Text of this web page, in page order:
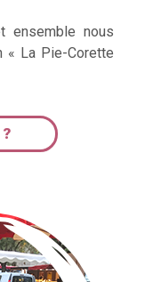
ensemble nous
« La Pie-Corette